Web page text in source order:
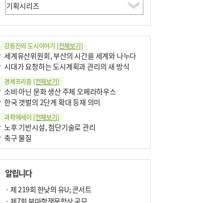
강동진의 도시이야기 [전체보기]
세계유산위원회, 부산의 시간을 세계와 나누다
시대가 요청하는 도시계획과 관리의 새 방식
경제프리즘 [전체보기]
소비 아닌 문화 생산 주체 오페라하우스
한국 갯벌의 2단계 확대 등재 의미
과학에세이 [전체보기]
노후 기반시설, 첨단기술로 관리
축구 물질
부정선거
선관위와 尹의 ‘0점 답안’
기고[전체보기]
환자의 희망, 헌혈의 힘
알립니다
· 제 219회 한낮의 유U; 콘서트
· 제7회 부마항쟁문학상 공모